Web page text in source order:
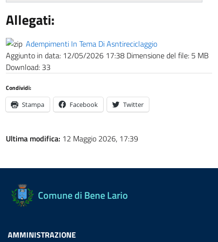
Allegati:
Adempimenti In Tema Di Asntireciclaggio
Aggiunto in data: 12/05/2026 17:38 Dimensione del file: 5 MB
Download: 33
Condividi:
Stampa Facebook Twitter
Ultima modifica: 12 Maggio 2026, 17:39
Comune di Bene Lario
AMMINISTRAZIONE